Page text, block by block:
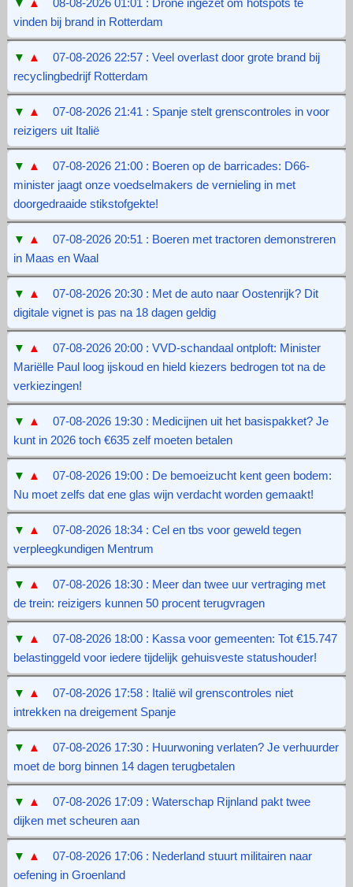
vinden bij brand in Rotterdam
▼ ▲
07-08-2026 22:57 : Veel overlast door grote brand bij
recyclingbedrijf Rotterdam
▼ ▲
07-08-2026 21:41 : Spanje stelt grenscontroles in voor
reizigers uit Italië
▼ ▲
07-08-2026 21:00 : Boeren op de barricades: D66-
minister jaagt onze voedselmakers de vernieling in met
doorgedraaide stikstofgekte!
▼ ▲
07-08-2026 20:51 : Boeren met tractoren demonstreren
in Maas en Waal
▼ ▲
07-08-2026 20:30 : Met de auto naar Oostenrijk? Dit
digitale vignet is pas na 18 dagen geldig
▼ ▲
07-08-2026 20:00 : VVD-schandaal ontploft: Minister
Mariëlle Paul loog ijskoud en hield kiezers bedrogen tot na de
verkiezingen!
▼ ▲
07-08-2026 19:30 : Medicijnen uit het basispakket? Je
kunt in 2026 toch €635 zelf moeten betalen
▼ ▲
07-08-2026 19:00 : De bemoeizucht kent geen bodem:
Nu moet zelfs dat ene glas wijn verdacht worden gemaakt!
▼ ▲
07-08-2026 18:34 : Cel en tbs voor geweld tegen
verpleegkundigen Mentrum
▼ ▲
07-08-2026 18:30 : Meer dan twee uur vertraging met
de trein: reizigers kunnen 50 procent terugvragen
▼ ▲
07-08-2026 18:00 : Kassa voor gemeenten: Tot €15.747
belastinggeld voor iedere tijdelijk gehuisveste statushouder!
▼ ▲
07-08-2026 17:58 : Italië wil grenscontroles niet
intrekken na dreigement Spanje
▼ ▲
07-08-2026 17:30 : Huurwoning verlaten? Je verhuurder
moet de borg binnen 14 dagen terugbetalen
▼ ▲
07-08-2026 17:09 : Waterschap Rijnland pakt twee
dijken met scheuren aan
▼ ▲
07-08-2026 17:06 : Nederland stuurt militairen naar
oefening in Groenland